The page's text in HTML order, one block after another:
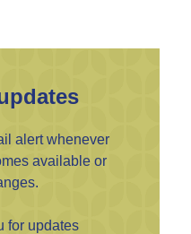
alert whenever
available or
for updates